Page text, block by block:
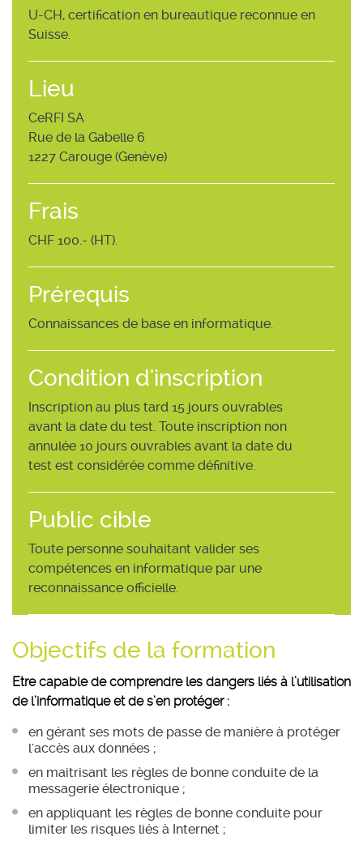
U-CH, certification en bureautique reconnue en
Suisse.
Lieu
CeRFI SA
Rue de la Gabelle 6
1227 Carouge (Genève)
Frais
CHF 100.- (HT).
Prérequis
Connaissances de base en informatique.
Condition d'inscription
Inscription au plus tard 15 jours ouvrables
avant la date du test. Toute inscription non
annulée 10 jours ouvrables avant la date du
test est considérée comme définitive.
Public cible
Toute personne souhaitant valider ses
compétences en informatique par une
reconnaissance officielle.
Objectifs de la formation
Etre capable de comprendre les dangers liés à l’utilisation
de l’informatique et de s’en protéger :
en gérant ses mots de passe de manière à protéger
l'accès aux données ;
en maitrisant les règles de bonne conduite de la
messagerie électronique ;
en appliquant les règles de bonne conduite pour
limiter les risques liés à Internet ;